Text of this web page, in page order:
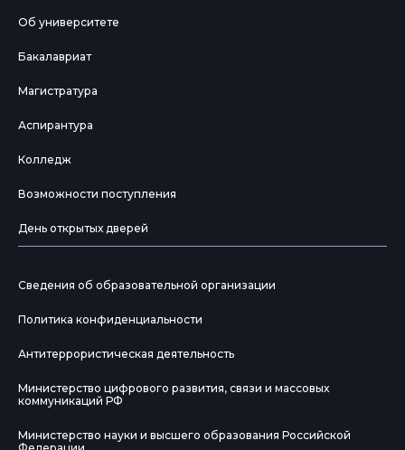
Об университете
Бакалавриат
Магистратура
Аспирантура
Колледж
Возможности поступления
День открытых дверей
Сведения об образовательной организации
Политика конфиденциальности
Антитеррористическая деятельность
Министерство цифрового развития, связи и массовых
коммуникаций РФ
Министерство науки и высшего образования Российской